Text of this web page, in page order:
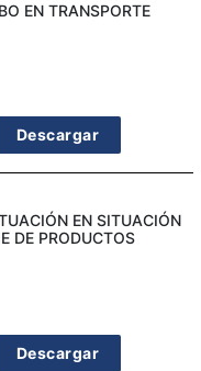
EN TRANSPORTE
Descargar
EN SITUACIÓN
DE PRODUCTOS
Descargar